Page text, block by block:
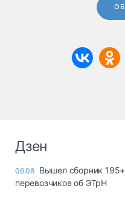
Дзен
06.08 Вышел сборник
перевозчиков об ЭТрН